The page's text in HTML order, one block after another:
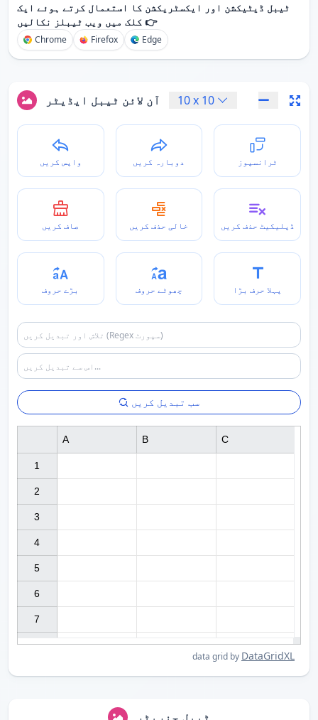
ٹیبل ڈیٹیکشن اور ایکسٹریکشن کا استعمال کرتے ہوئے ایک
کلک میں ویب ٹیبلز نکالیں 👉
Chrome Firefox Edge
آن لائن ٹیبل ایڈیٹر 10x 10
واپس کریں دوبارہ کریں ٹرانسپوز
صاف کریں خالی حذف کریں ڈپلیکیٹ حذف کریں
بڑے حروف چھوٹے حروف پہلا حرف بڑا
سب تبدیل کریں
data grid by DataGridXL
1
2
3
4
5
6
7
A B C